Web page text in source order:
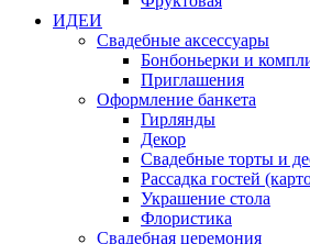
ИДЕИ
Свадебные аксессуары
Бонбоньерки и
Приглашения
Оформление банкета
Гирлянды
Декор
Свадебные торты и
Рассадка гостей
Украшение стола
Флористика
Свадебная церемония